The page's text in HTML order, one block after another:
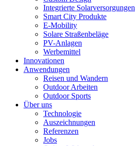
Integrierte Solarversorgungen
Smart City Produkte
E-Mobility
Solare Straßenbeläge
PV-Anlagen
Werbemittel
Innovationen
Anwendungen
Reisen und Wandern
Outdoor Arbeiten
Outdoor Sports
Über uns
Technologie
Auszeichnungen
Referenzen
Jobs